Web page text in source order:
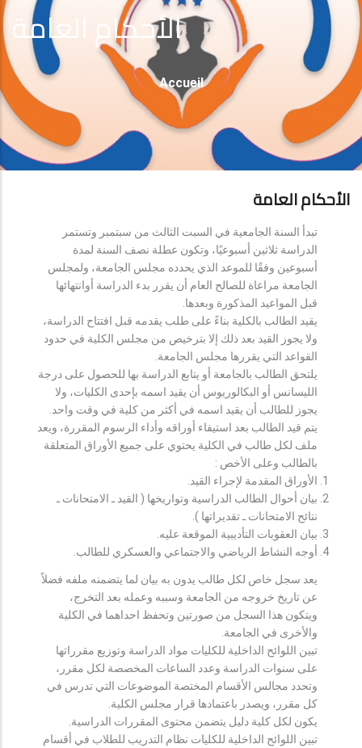
الأحكام العامة
Fil
D'Ariane
Accueil
الأحكام العامة
تبدأ السنة الجامعية في السبت الثالث من سبتمبر وتستمر
الدراسة ثلاثين أسبوعيًا، وتكون عطلة نصف السنة لمدة
أسبوعين وفقًا للموعد الذي يحدده مجلس الجامعة، ولمجلس
الجامعة مراعاة للصالح العام أن يقرر بدء الدراسة أوانتهائها
قبل المواعيد المذكورة وبعدها.
يقيد الطالب بالكلية بناءً على طلب يقدمه قبل افتتاح الدراسة،
ولا يجوز القيد بعد ذلك إلا بترخيص من مجلس الكلية في حدود
القواعد التي يقررها مجلس الجامعة.
يلتحق الطالب بالجامعة أو يتابع الدراسة بها للحصول على درجة
الليسانس أو البكالوريوس أن يقيد اسمه بإحدى الكليات، ولا
يجوز للطالب أن يقيد اسمه في أكثر من كلية في وقت واحد.
يتم قيد الطالب بعد استيفاء أوراقه وأداء الرسوم المقررة، ويعد
ملف لكل طالب في الكلية يحتوي على جميع الأوراق المتعلقة
بالطالب وعلى الأخص :
الأوراق المقدمة لإجراء القيد.
بيان أحوال الطالب الدراسية وتواريخها ( القيد ـ الامتحانات ـ
نتائح الامتحانات ـ تقديراتها ).
بيان العقوبات التأديبية الموقعة عليه.
أوجه النشاط الرياضي والاجتماعي والعسكري للطالب.
يعد سجل خاص لكل طالب يدون به بيان لما يتضمنه ملفه فضلاً
عن تاريخ خروجه من الجامعة وسببه وعمله بعد التخرج،
ويتكون هذا السجل من صورتين وتحفظ احداهما في الكلية
والأخرى في الجامعة.
تبين اللوائح الداخلية للكليات مواد الدراسة وتوزيع مقرراتها
على سنوات الدراسة وعدد الساعات المخصصة لكل مقرر،
وتحدد مجالس الأقسام المختصة الموضوعات التي تدرس في
كل مقرر، ويصدر باعتمادها قرار مجلس الكلية.
يكون لكل كلية دليل يتضمن محتوى المقررات الدراسية.
تبين اللوائح الداخلية للكليات نظام التدريب للطلاب في أقسام